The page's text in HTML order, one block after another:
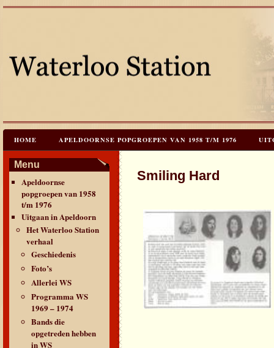
HOME APELDOORNSE POPGROEPEN VAN 1958 T/M 1976
JAREN 60 FESTIVALS & REÜNIES
CONTACT & VERANTWOORDING LINKS LAATSTE UPDATES
Menu
Apeldoornse
popgroepen van 1958
t/m 1976
Uitgaan in Apeldoorn
Het Waterloo Station
verhaal
Geschiedenis
Foto’s
Allerlei WS
Programma WS
1969 – 1974
Bands die
opgetreden hebben
in WS
Smiling Hard